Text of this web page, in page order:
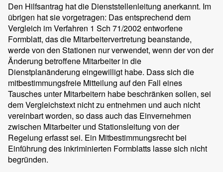
Den Hilfsantrag hat die Dienststellenleitung anerkannt. Im
übrigen hat sie vorgetragen: Das entsprechend dem
Vergleich im Verfahren 1 Sch 71/2002 entworfene
Formblatt, das die Mitarbeitervertretung beanstande,
werde von den Stationen nur verwendet, wenn der von der
Änderung betroffene Mitarbeiter in die
Dienstplanänderung eingewilligt habe. Dass sich die
mitbestimmungsfreie Mitteilung auf den Fall eines
Tausches unter Mitarbeitern habe beschränken sollen, sei
dem Vergleichstext nicht zu entnehmen und auch nicht
vereinbart worden, so dass auch das Einvernehmen
zwischen Mitarbeiter und Stationsleitung von der
Regelung erfasst sei. Ein Mitbestimmungsrecht bei
Einführung des inkriminierten Formblatts lasse sich nicht
begründen.